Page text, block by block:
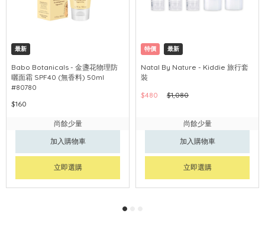
最新
Babo Botanicals - 金盞花物理防
曬面霜 SPF40 (無香料) 50ml
#80780
$160
尚餘少量
加入購物車
立即選購
特價 最新
Natal By Nature - Kiddie 旅行套
裝
$480
$1,080
尚餘少量
加入購物車
立即選購